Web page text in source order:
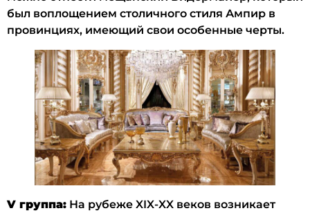
был воплощением столичного стиля Ампир в
провинциях, имеющий свои особенные черты.
V группа: На рубеже XIX-XX веков возникает